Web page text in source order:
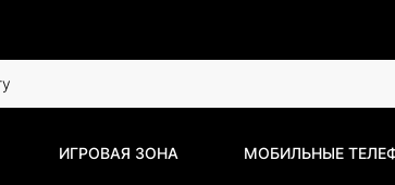
ИГРОВАЯ ЗОНА МОБИЛЬНЫЕ